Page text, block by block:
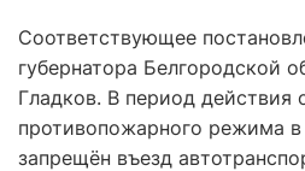
Соответствующее
губернатора Белгородской
Гладков. В период действия
противопожарного режима в
запрещён въезд